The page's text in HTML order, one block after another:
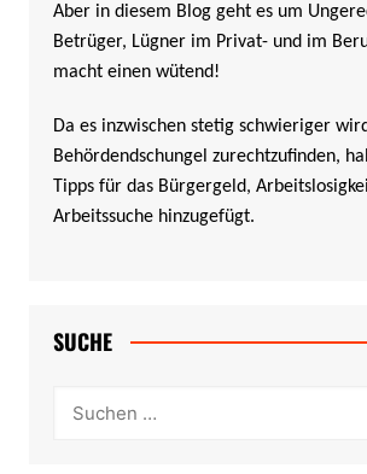
Aber in diesem Blog geht es um
Betrüger, Lügner im Privat- und im
macht einen wütend!
Da es inzwischen stetig schwieriger
Behördendschungel zurechtzufinden,
Tipps für das Bürgergeld,
Arbeitssuche hinzugefügt.
SUCHE